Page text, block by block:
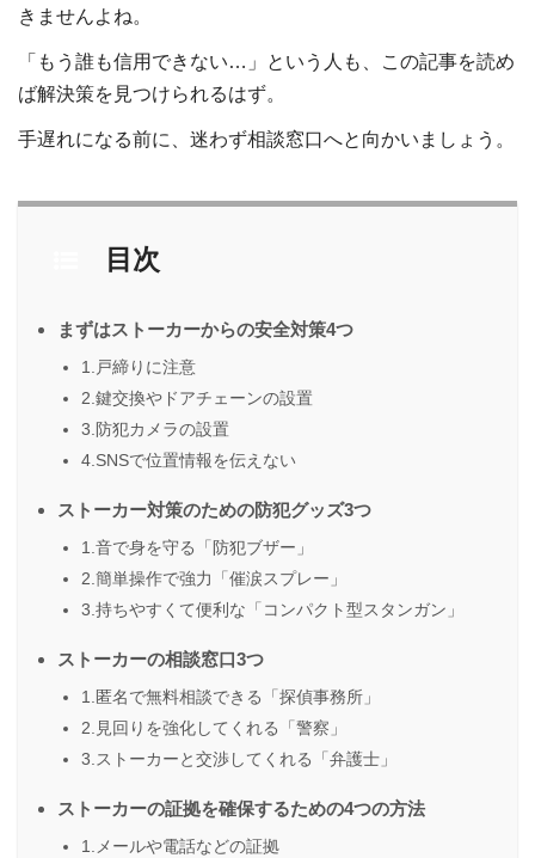
きませんよね。
「もう誰も信用できない…」という人も、この記事を読め
ば解決策を見つけられるはず。
手遅れになる前に、迷わず相談窓口へと向かいましょう。
目次
まずはストーカーからの安全対策4つ
1.戸締りに注意
2.鍵交換やドアチェーンの設置
3.防犯カメラの設置
4.SNSで位置情報を伝えない
ストーカー対策のための防犯グッズ3つ
1.音で身を守る「防犯ブザー」
2.簡単操作で強力「催涙スプレー」
3.持ちやすくて便利な「コンパクト型スタンガン」
ストーカーの相談窓口3つ
1.匿名で無料相談できる「探偵事務所」
2.見回りを強化してくれる「警察」
3.ストーカーと交渉してくれる「弁護士」
ストーカーの証拠を確保するための4つの方法
1.メールや電話などの証拠